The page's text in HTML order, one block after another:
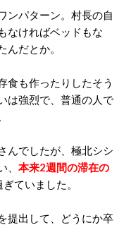
ンパターン。村長の自
なければベッドもな
んだとか。
食も作ったりしたそう
は強烈で、普通の人で
んでしたが、極北シシ
本来2週間の滞在の
ぎていました。
提出して、どうにか卒